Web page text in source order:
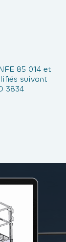
85 014 et
suivant
3834